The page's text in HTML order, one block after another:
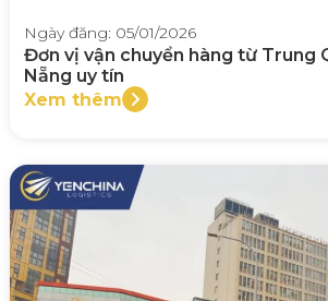
Ngày đăng: 05/01/2026
Đơn vị vận chuyển hàng từ Trung
Nẵng uy tín
Xem thêm